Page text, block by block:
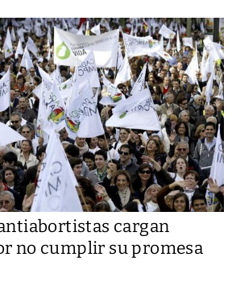
cargan
no cumplir su promesa